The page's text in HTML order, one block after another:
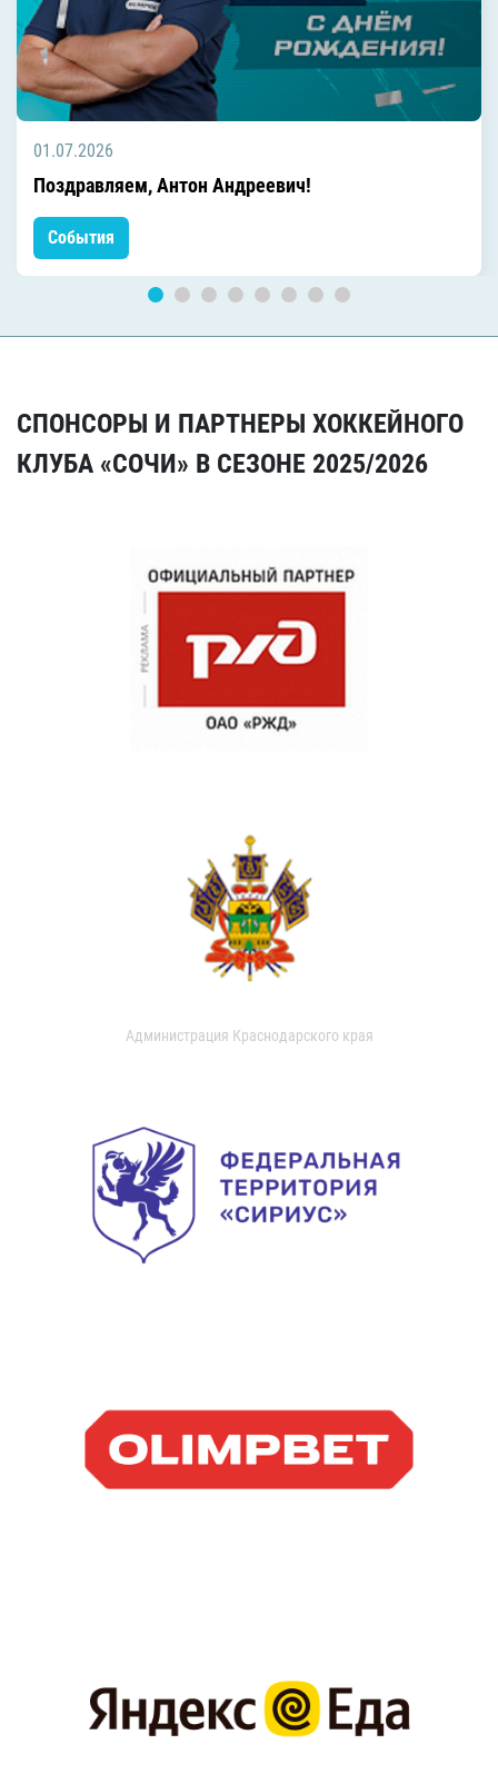
01.07.2026
Поздравляем, Антон Андреевич!
События
СПОНСОРЫ И ПАРТНЕРЫ ХОККЕЙНОГО
КЛУБА «СОЧИ» В СЕЗОНЕ 2025/2026
Администрация Краснодарского края